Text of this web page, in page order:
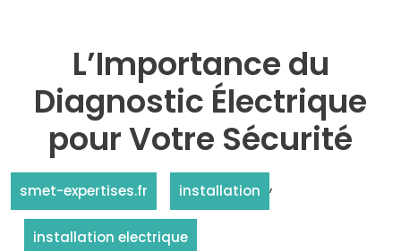
L’Importance du
Diagnostic Électrique
pour Votre Sécurité
smet-expertises.fr installation ,
installation electrique